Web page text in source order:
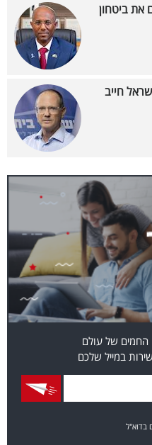
את ביטחון
חייב
החמים של עולם
במייל שלכם
בדוא"ל